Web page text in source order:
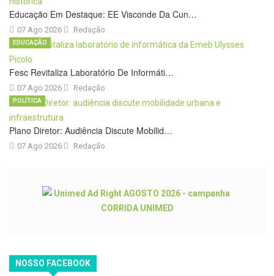
Educação Em Destaque: EE Visconde Da Cun…
07 Ago 2026 Redação
Fesc Revitaliza Laboratório De Informáti…
07 Ago 2026
EDUCAÇÃO
Redação
Plano Diretor: Audiência Discute Mobilid…
07 Ago 2026
POLÍTICA
Redação
NOSSO FACEBOOK